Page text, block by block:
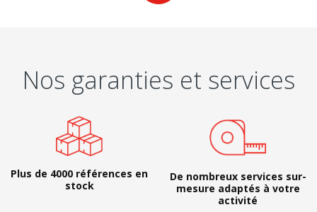
Nos garanties et services
Plus de 4000 références en
stock
De nombreux services sur-
mesure adaptés à votre
activité